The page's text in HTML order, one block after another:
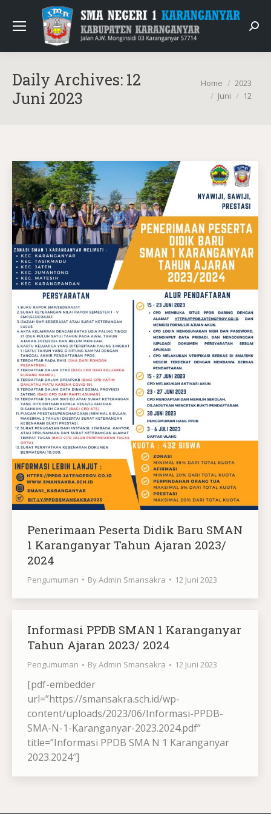
Daily Archives: 12
Juni 2023
You are here:
Home
2023
Juni
12
Penerimaan Peserta Didik Baru SMAN
1 Karanganyar Tahun Ajaran 2023/
2024
Pengumuman ByAdmin Smansakra 12 Juni 2023
Informasi PPDB SMAN 1 Karanganyar
Tahun Ajaran 2023/ 2024
Pengumuman ByAdmin Smansakra 12 Juni 2023
[pdf-embedder
url=”https://smansakra.sch.id/wp-
content/uploads/2023/06/Informasi-PPDB-
SMA-N-1-Karanganyar-2023.2024.pdf”
title=”Informasi PPDB SMA N 1 Karanganyar
2023.2024″]